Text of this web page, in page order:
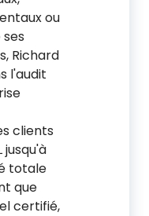
ou
Richard
l'audit
clients
jusqu'à
totale
que
certifié,